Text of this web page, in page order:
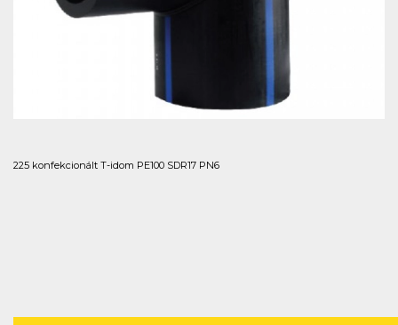
225 konfekcionált T-idom PE100 SDR17 PN6